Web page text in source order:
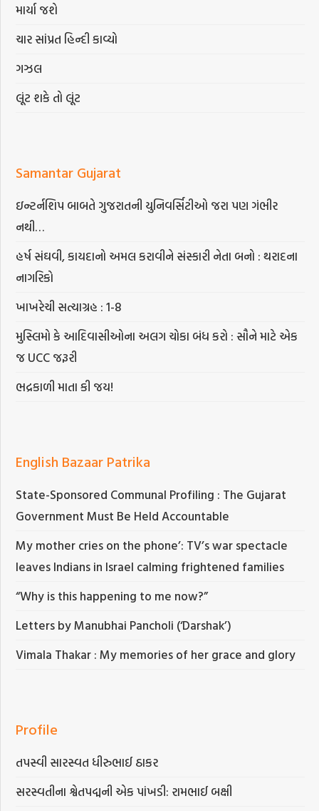
માર્યા જશે
ચાર સાંપ્રત હિન્દી કાવ્યો
ગઝલ
લૂંટ શકે તો લૂંટ
Samantar Gujarat
ઇન્ટર્નશિપ બાબતે ગુજરાતની યુનિવર્સિટીઓ જરા પણ ગંભીર
નથી…
હર્ષ સંઘવી, કાયદાનો અમલ કરાવીને સંસ્કારી નેતા બનો : થરાદના
નાગરિકો
ખાખરેચી સત્યાગ્રહ : 1-8
મુસ્લિમો કે આદિવાસીઓના અલગ ચોકા બંધ કરો : સૌને માટે એક
જ UCC જરૂરી
ભદ્રકાળી માતા કી જય!
English Bazaar Patrika
State-Sponsored Communal Profiling : The Gujarat
Government Must Be Held Accountable
My mother cries on the phone’: TV’s war spectacle
leaves Indians in Israel calming frightened families
“Why is this happening to me now?”
Letters by Manubhai Pancholi (‘Darshak’)
Vimala Thakar : My memories of her grace and glory
Profile
તપસ્વી સારસ્વત ધીરુભાઈ ઠાકર
સરસ્વતીના શ્વેતપદ્મની એક પાંખડી: રામભાઈ બક્ષી